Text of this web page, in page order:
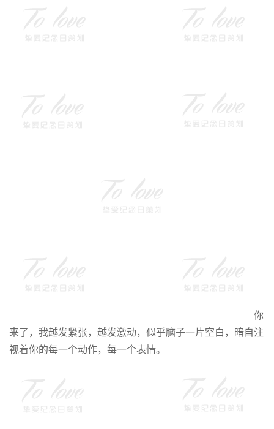
你
来了，我越发紧张，越发激动，似乎脑子一片空白，暗自注
视着你的每一个动作，每一个表情。